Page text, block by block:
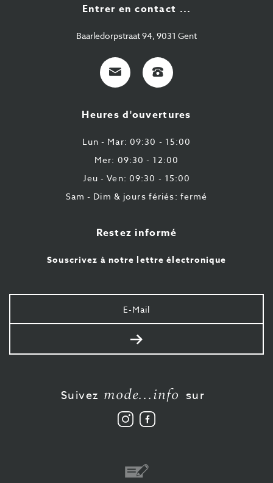
Entrer en contact ...
Baarledorpstraat 94, 9031 Gent
E-
Mail
+32
9
43
87
Heures d'ouvertures
Lun - Mar: 09:30 - 15:00
Mer: 09:30 - 12:00
Jeu - Ven: 09:30 - 15:00
Sam - Dim & jours fériés: fermé
Restez informé
Souscrivez à notre lettre électronique
Votre
e-
mail
Envoyer
Suivez mode...info sur
Suivez
nous
Aimez-
nous
Virement